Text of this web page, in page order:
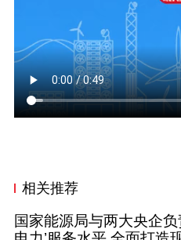
相关推荐
国家能源局与两大央企